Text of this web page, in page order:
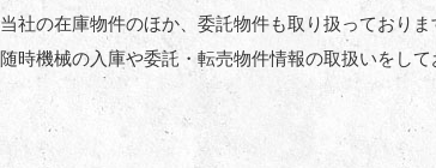
当社の在庫物件のほか、委託物件も取り扱っており
随時機械の入庫や委託・転売物件情報の取扱いをし